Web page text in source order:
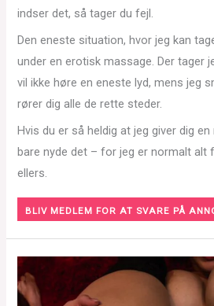
indser det, så tager du fejl.
Den eneste situation, hvor jeg kan
under en erotisk massage. Der tager
vil ikke høre en eneste lyd, mens jeg
rører dig alle de rette steder.
Hvis du er så heldig at jeg giver dig
bare nyde det – for jeg er normalt alt
ellers.
BLIV MEDLEM FOR AT SVARE PÅ